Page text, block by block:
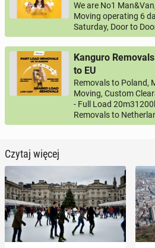
We are No1
Moving operating 6
Saturday, Door to
Kanguro
to EU
Removals to Poland,
Moving, Custom
- Full Load
Removals to
Czytaj więcej